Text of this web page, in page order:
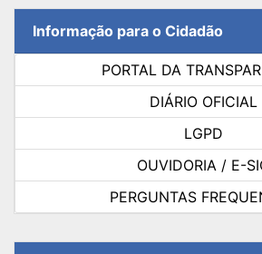
Informação para o Cidadão
PORTAL DA
DIÁRIO OFICIAL
LGPD
OUVIDORIA / E-
PERGUNTAS